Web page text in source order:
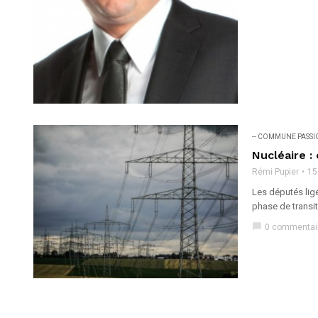
-- COMMUNE
Nucléaire :
Rémi Pupier
Les députés
phase de
chat_bubble 0